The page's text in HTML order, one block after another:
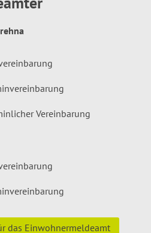
Vereinbarung
das Einwohnermeldeamt